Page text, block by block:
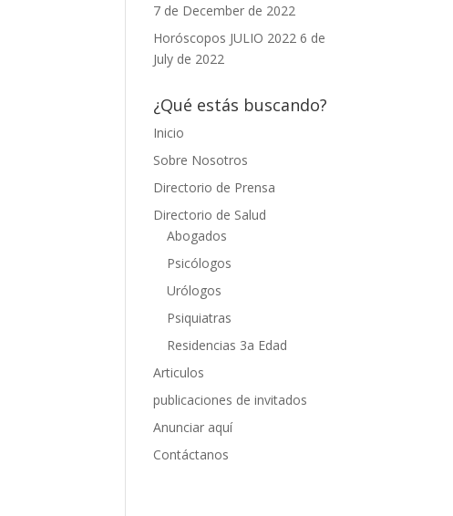
7 de December de 2022
Horóscopos JULIO 2022 6 de
July de 2022
¿Qué estás buscando?
Inicio
Sobre Nosotros
Directorio de Prensa
Directorio de Salud
Abogados
Psicólogos
Urólogos
Psiquiatras
Residencias 3a Edad
Articulos
publicaciones de invitados
Anunciar aquí
Contáctanos